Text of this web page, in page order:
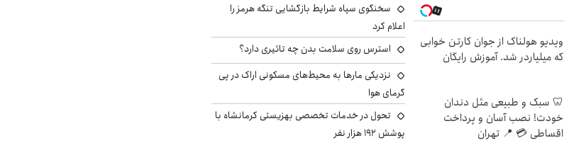
ویدیو هولناک از جوان کارتن خوابی
که میلیاردر شد. آموزش رایگان
🦷 سبک و طبیعی مثل دندان
خودت! نصب آسان و پرداخت
اقساطی 💳 📍 تهران
سخنگوی سپاه شرایط بازگشایی تنگه هرمز را
اعلام کرد
استرس روی سلامت بدن چه تاثیری دارد؟
نزدیکی مارها به محیط‌های مسکونی اراک در پی
گرمای هوا
تحول در خدمات تخصصی بهزیستی کرمانشاه با
پوشش ۱۹۲ هزار نفر